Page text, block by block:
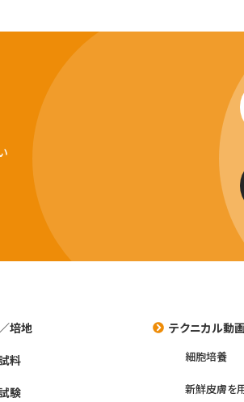
培地
料
験
テクニカル動
細胞培養
新鮮皮膚を